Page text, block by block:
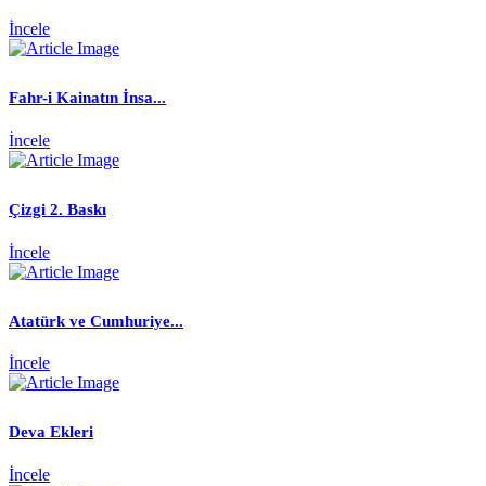
İncele
Fahr-i Kainatın İnsa...
İncele
Çizgi 2. Baskı
İncele
Atatürk ve Cumhuriye...
İncele
Deva Ekleri
İncele